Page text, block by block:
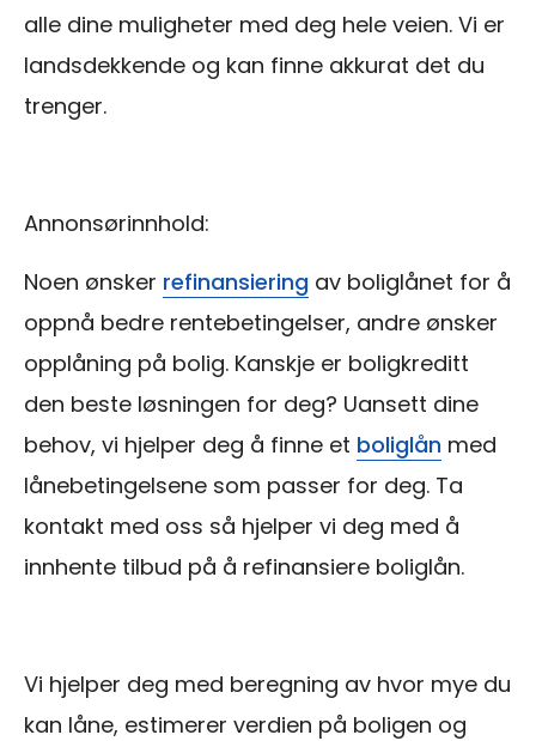
alle dine muligheter med deg hele veien. Vi er
landsdekkende og kan finne akkurat det du
trenger.
Annonsørinnhold:
Noen ønsker refinansiering av boliglånet for å
oppnå bedre rentebetingelser, andre ønsker
opplåning på bolig. Kanskje er boligkreditt
den beste løsningen for deg? Uansett dine
behov, vi hjelper deg å finne et boliglån med
lånebetingelsene som passer for deg. Ta
kontakt med oss så hjelper vi deg med å
innhente tilbud på å refinansiere boliglån.
Vi hjelper deg med beregning av hvor mye du
kan låne, estimerer verdien på boligen og